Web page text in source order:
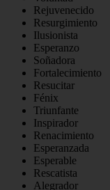
Rejuvenecido
Resurgimiento
Ilusionista
Esperanzo
Soñadora
Fortalecimiento
Resucitar
Fénix
Triunfante
Inspirador
Renacimiento
Esperanzada
Esperable
Rescatista
Alegrador